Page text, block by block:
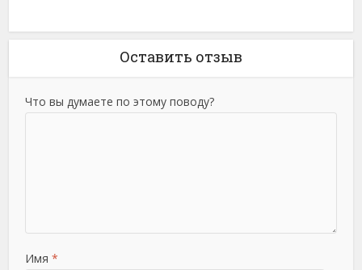
Оставить отзыв
Что вы думаете по этому поводу?
Имя *